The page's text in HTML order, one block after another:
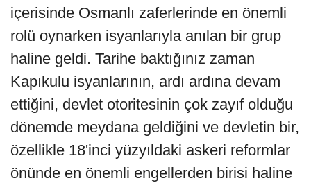
içerisinde Osmanlı zaferlerinde en önemli
rolü oynarken isyanlarıyla anılan bir grup
haline geldi. Tarihe baktığınız zaman
Kapıkulu isyanlarının, ardı ardına devam
ettiğini, devlet otoritesinin çok zayıf olduğu
dönemde meydana geldiğini ve devletin bir,
özellikle 18'inci yüzyıldaki askeri reformlar
önünde en önemli engellerden birisi haline